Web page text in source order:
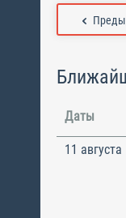
Даты
11 августа